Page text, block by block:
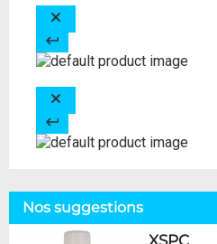
Nos suggestions